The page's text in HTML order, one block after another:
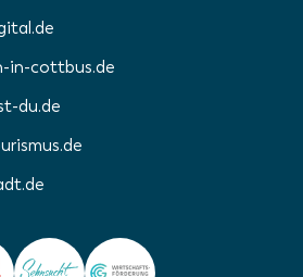
in-cottbus.de
du.de